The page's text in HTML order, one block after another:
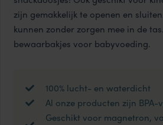
zijn gemakkelijk te openen en
kunnen zonder zorgen mee in de
bewaarbakjes voor babyvoeding.
100% lucht- en waterdicht
Al onze producten zijn BPA-
Geschikt voor magnetron,